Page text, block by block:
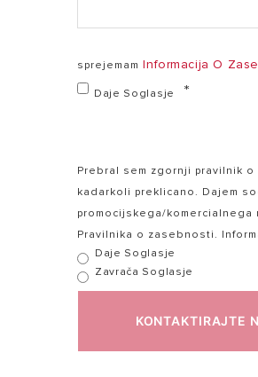
sprejemamInformacija O
Daje Soglasje
Prebral sem zgornji pravilnik
kadarkoli preklicano. Dajem
promocijskega/
Pravilnika o zasebnosti.
Daje Soglasje
Zavrača Soglasje
KONTAKTIRAJTE